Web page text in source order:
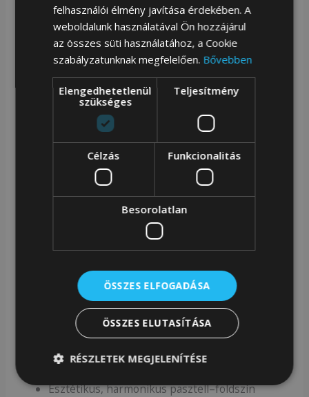
A MAYA JOURNEY kollekció minden darabjára jellemző
a gondosan megtervezett művészi grafika, a
részletgazdagság és a különleges kulturális hangulat,
amely egyedivé teszi a hétköznapi megjelenést. A J-
047B modell ezt a varázslatos stílust egy kompakt,
mégis rendkívül hasznos formába önti.
100% állati eredetű anyagtól mentes.
Maja piramist és kultúrát idéző illusztrációk a
belső térrel.
Belső nyitott és cipzáras zsebek.
Hátsó cípzáras kis zsebbel
Kényelmesen párnázott kézifogók.
Esztétikus, harmonikus pasztell–földszín
felhasználói élmény javítása érdekében. A
weboldalunk használatával Ön hozzájárul
az összes süti használatához, a Cookie
szabályzatunknak megfelelően. Bővebben
Elengedhetetlenül
szükséges
Teljesítmény
Célzás Funkcionalitás
Besorolatlan
ÖSSZES ELFOGADÁSA
ÖSSZES ELUTASÍTÁSA
RÉSZLETEK MEGJELENÍTÉSE